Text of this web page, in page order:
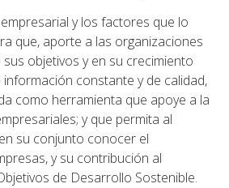
y los factores que lo
que, aporte a las organizaciones
objetivos y en su crecimiento
constante y de calidad,
como herramienta que apoye a la
y que permita al
su conjunto conocer el
y su contribución al
de Desarrollo Sostenible.